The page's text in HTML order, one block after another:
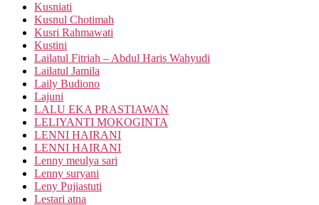
Kusniati
Kusnul Chotimah
Kusri Rahmawati
Kustini
Lailatul Fitriah – Abdul Haris Wahyudi
Lailatul Jamila
Laily Budiono
Lajuni
LALU EKA PRASTIAWAN
LELIYANTI MOKOGINTA
LENNI HAIRANI
LENNI HAIRANI
Lenny meulya sari
Lenny suryani
Leny Pujiastuti
Lestari atna